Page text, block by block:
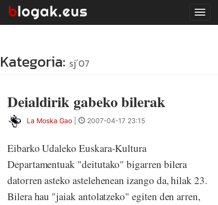
Kategoria: sj´07
Deialdirik gabeko bilerak
La Moska Gao 2007-04-17 23:15
Eibarko Udaleko Euskara-Kultura
Departamentuak "deitutako" bigarren bilera
datorren asteko astelehenean izango da, hilak 23.
Bilera hau "jaiak antolatzeko" egiten den arren,